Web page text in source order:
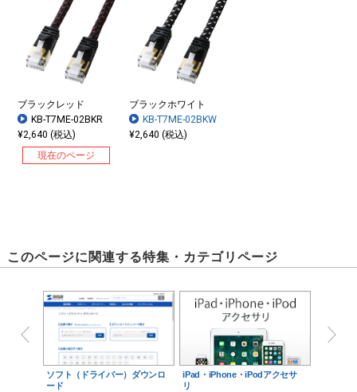
ブラックレッド
KB-T7ME-02BKR
¥2,640 (税込)
現在のページ
ブラックホワイト
KB-T7ME-02BKW
¥2,640 (税込)
このページに関連する特集・カテゴリページ
ソフト（ドライバー）ダウンロ
ード
iPad・iPhone・iPodアクセサ
リ